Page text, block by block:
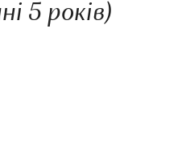
5 років)